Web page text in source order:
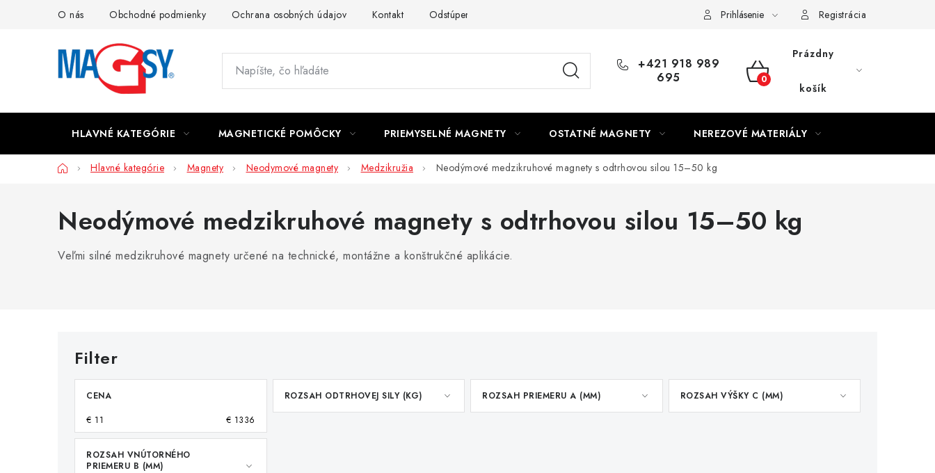
O nás Obchodné podmienky Ochrana osobných údajov Kontakt Odstúpenie od zmluvy Prihlásenie Registrácia
+421 918 989
695
NÁKUPNÝ
Prázdny
košík
HLAVNÉ KATEGÓRIE MAGNETICKÉ POMÔCKY PRIEMYSELNÉ MAGNETY OSTATNÉ MAGNETY NEREZOVÉ MATERIÁLY
DomovHlavné kategórie Magnety Neodymové magnety Medzikružia Neodýmové medzikruhové magnety s odtrhovou silou 15–50 kg
Neodýmové medzikruhové magnety s odtrhovou silou 15–50 kg
Veľmi silné medzikruhové magnety určené na technické, montážne a konštrukčné aplikácie.
CENA
€ 11 € 1336
ROZSAH ODTRHOVEJ SILY (KG) ROZSAH PRIEMERU A (MM) ROZSAH VÝŠKY C (MM)
ROZSAH VNÚTORNÉHO
PRIEMERU B (MM)